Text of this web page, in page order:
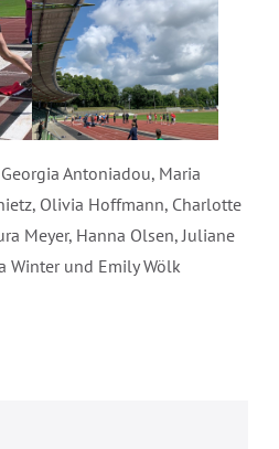
Georgia Antoniadou, Maria
Olivia Hoffmann, Charlotte
Meyer, Hanna Olsen, Juliane
Winter und Emily Wölk